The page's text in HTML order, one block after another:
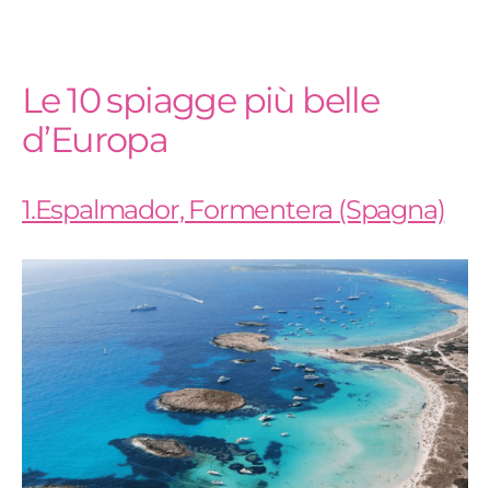
Le 10 spiagge più belle
d’Europa
1.Espalmador, Formentera (Spagna)